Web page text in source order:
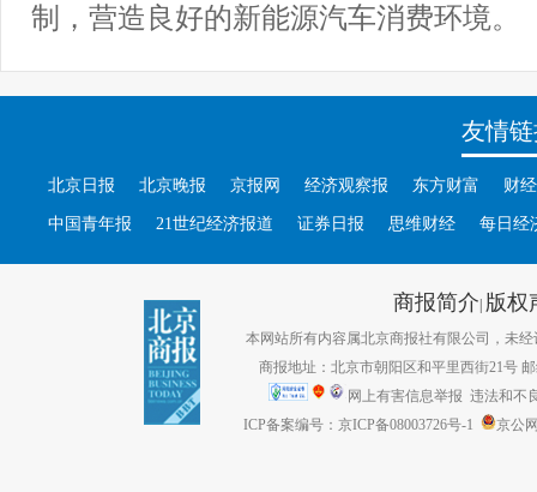
制，营造良好的新能源汽车消费环境。
友情
北京日报 北京晚报 京报网 经济观察报 东方财富 财
中国青年报 21世纪经济报道 证券日报 思维财经 每日经
商报简介| 版权
本网站所有内容属北京商报社有限公司，未经
商报地址：北京市朝阳区和平里西街21号
网上有害信息举报 违法和不
ICP备案编号：京ICP备08003726号-1
京公